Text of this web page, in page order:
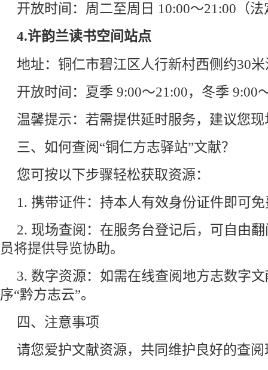
开放时间：周二至周日 10:00～21:00（
4.许韵兰读书空间站点
地址：铜仁市碧江区人行新村西侧约30
开放时间：夏季 9:00～21:00，冬季 9:00
温馨提示：若需提供延时服务，建议您
三、如何查阅“铜仁方志驿站”文献？
您可按以下步骤轻松获取资源：
1. 携带证件：持本人有效身份证件即可
2. 现场查阅：在服务台登记后，可自由
员将提供导览协助。
3. 数字资源：如需在线查阅地方志数字
序“黔方志云”。
四、注意事项
请您爱护文献资源，共同维护良好的查